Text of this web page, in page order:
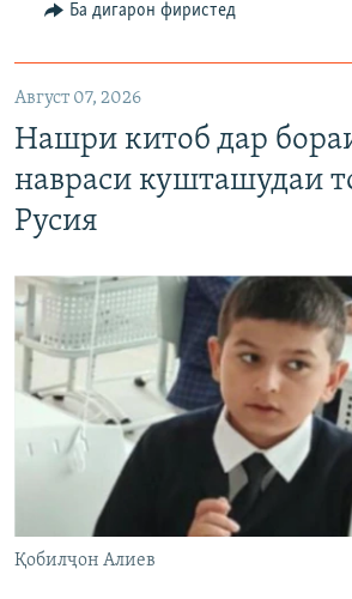
Ба дигарон фиристед
Август 07, 2026
Нашри китоб дар
навраси кушташудаи
Русия
Қобилҷон Алиев